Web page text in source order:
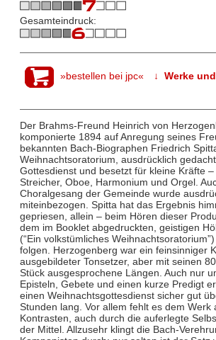
Gesamteindruck:
»bestellen bei jpc« ↓ Werke
Der Brahms-Freund Heinrich von
komponierte 1894 auf Anregung seines
bekannten Bach-Biographen Friedrich
Weihnachtsoratorium, ausdrücklich
Gottesdienst und besetzt für kleine Kräfte –
Streicher, Oboe, Harmonium und Orgel.
Choralgesang der Gemeinde wurde
miteinbezogen. Spitta hat das Ergebnis
gepriesen, allein – beim Hören dieser
dem im Booklet abgedruckten, geistigen
(“Ein volkstümliches
folgen. Herzogenberg war ein feinsinniger
ausgebildeter Tonsetzer, aber mit seinen
Stück ausgesprochene Längen. Auch nur
Episteln, Gebete und einen kurze Predigt
einen Weihnachtsgottesdienst sicher gut
Stunden lang. Vor allem fehlt es dem Werk
Kontrasten, auch durch die auferlegte
der Mittel. Allzusehr klingt die Bach-